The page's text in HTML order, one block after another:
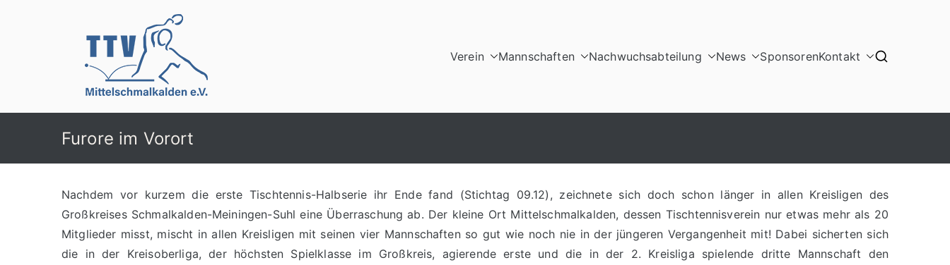
Verein Mannschaften Nachwuchsabteilung News SponsorenKontakt
Furore im Vorort
Nachdem vor kurzem die erste Tischtennis-Halbserie ihr Ende fand (Stichtag 09.12), zeichnete sich doch schon länger in allen Kreisligen des
Großkreises Schmalkalden-Meiningen-Suhl eine Überraschung ab. Der kleine Ort Mittelschmalkalden, dessen Tischtennisverein nur etwas mehr als 20
Mitglieder misst, mischt in allen Kreisligen mit seinen vier Mannschaften so gut wie noch nie in der jüngeren Vergangenheit mit! Dabei sicherten sich
die in der Kreisoberliga, der höchsten Spielklasse im Großkreis, agierende erste und die in der 2. Kreisliga spielende dritte Mannschaft den